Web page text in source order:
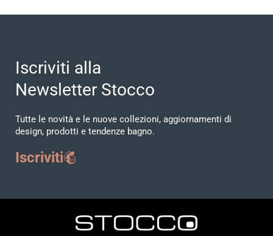
Iscriviti alla
Newsletter Stocco
Tutte le novità e le nuove collezioni, aggiornamenti di
design, prodotti e tendenze bagno.
Iscriviti